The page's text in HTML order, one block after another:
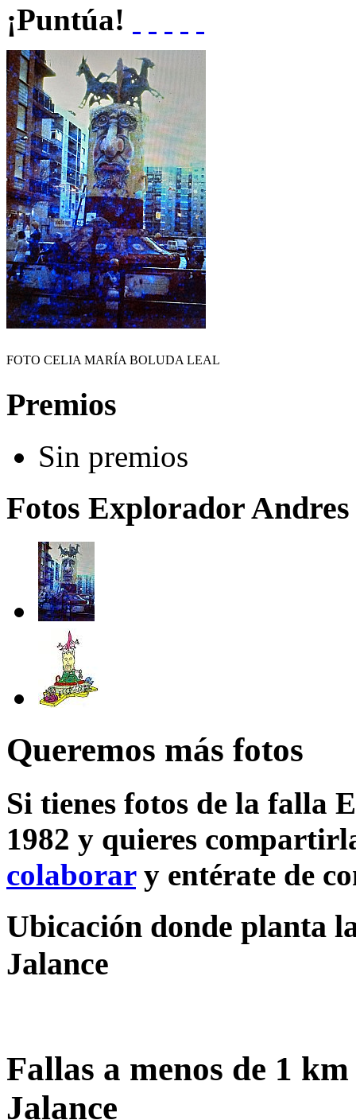
¡Puntúa!
FOTO CELIA MARÍA BOLUDA LEAL
Premios
Sin premios
Fotos Explorador Andres
Queremos más fotos
Si tienes fotos de la falla
1982 y quieres
colaborary entérate de
Ubicación donde planta
Jalance
Fallas a menos de 1
Jalance